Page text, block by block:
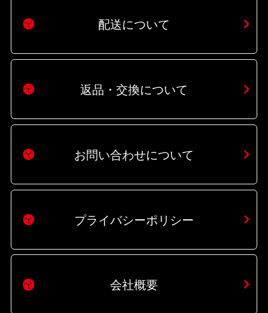
配送について
返品・交換について
お問い合わせについて
プライバシーポリシー
会社概要